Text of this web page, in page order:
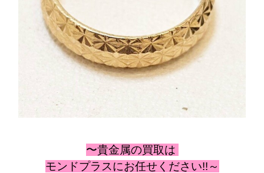
〜貴金属の買取は
モンドプラスにお任せください!!～